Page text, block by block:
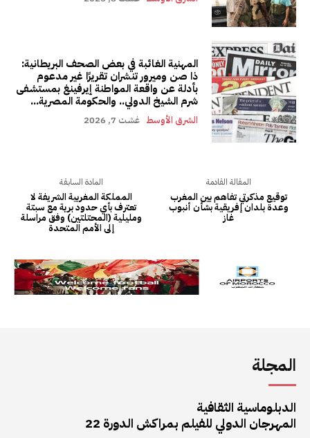
المجلة
الدبلوماسية الثقافية
المهرجان الدولي للفيلم بمراكش الدورة 22